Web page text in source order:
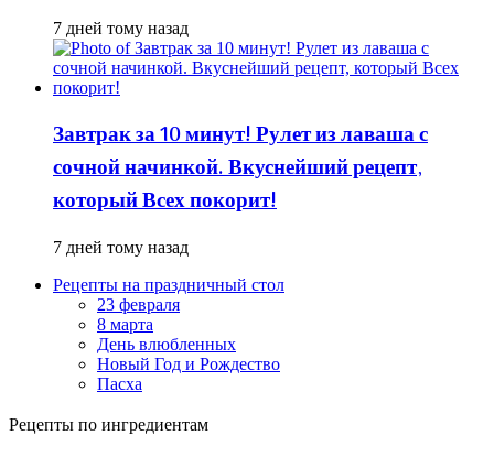
7 дней тому назад
Завтрак за 10 минут! Рулет из лаваша с
сочной начинкой. Вкуснейший рецепт,
который Всех покорит!
7 дней тому назад
Рецепты на праздничный стол
23 февраля
8 марта
День влюбленных
Новый Год и Рождество
Пасха
Рецепты по ингредиентам